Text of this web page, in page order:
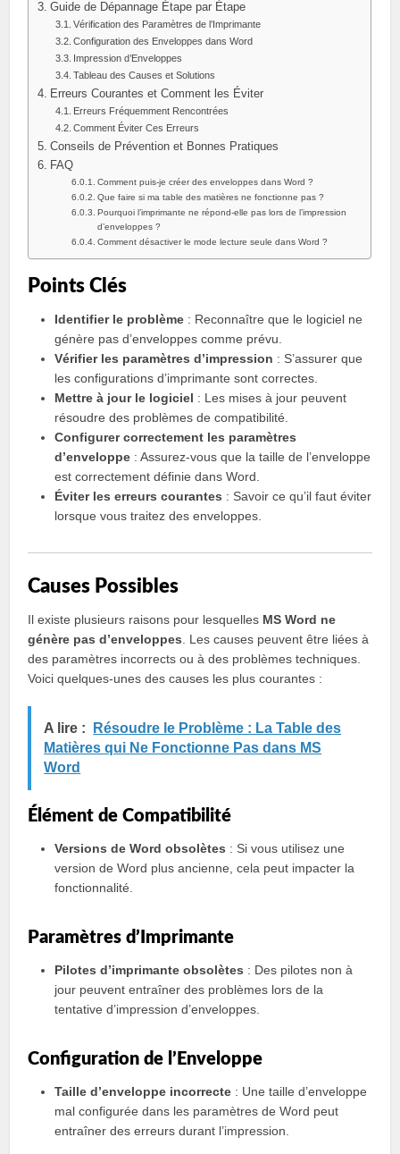
Guide de Dépannage Étape par Étape
Vérification des Paramètres de l’Imprimante
Configuration des Enveloppes dans Word
Impression d’Enveloppes
Tableau des Causes et Solutions
Erreurs Courantes et Comment les Éviter
Erreurs Fréquemment Rencontrées
Comment Éviter Ces Erreurs
Conseils de Prévention et Bonnes Pratiques
FAQ
Comment puis-je créer des enveloppes dans Word ?
Que faire si ma table des matières ne fonctionne pas ?
Pourquoi l’imprimante ne répond-elle pas lors de l’impression
d’enveloppes ?
Comment désactiver le mode lecture seule dans Word ?
Points Clés
Identifier le problème : Reconnaître que le logiciel ne
génère pas d’enveloppes comme prévu.
Vérifier les paramètres d’impression : S’assurer que
les configurations d’imprimante sont correctes.
Mettre à jour le logiciel : Les mises à jour peuvent
résoudre des problèmes de compatibilité.
Configurer correctement les paramètres
d’enveloppe : Assurez-vous que la taille de l’enveloppe
est correctement définie dans Word.
Éviter les erreurs courantes : Savoir ce qu’il faut éviter
lorsque vous traitez des enveloppes.
Causes Possibles
Il existe plusieurs raisons pour lesquelles MS Word ne
génère pas d’enveloppes . Les causes peuvent être liées à
des paramètres incorrects ou à des problèmes techniques.
Voici quelques-unes des causes les plus courantes :
A lire :
Résoudre le Problème : La Table des
Matières qui Ne Fonctionne Pas dans MS
Word
Élément de Compatibilité
Versions de Word obsolètes : Si vous utilisez une
version de Word plus ancienne, cela peut impacter la
fonctionnalité.
Paramètres d’Imprimante
Pilotes d’imprimante obsolètes : Des pilotes non à
jour peuvent entraîner des problèmes lors de la
tentative d’impression d’enveloppes.
Configuration de l’Enveloppe
Taille d’enveloppe incorrecte : Une taille d’enveloppe
mal configurée dans les paramètres de Word peut
entraîner des erreurs durant l’impression.